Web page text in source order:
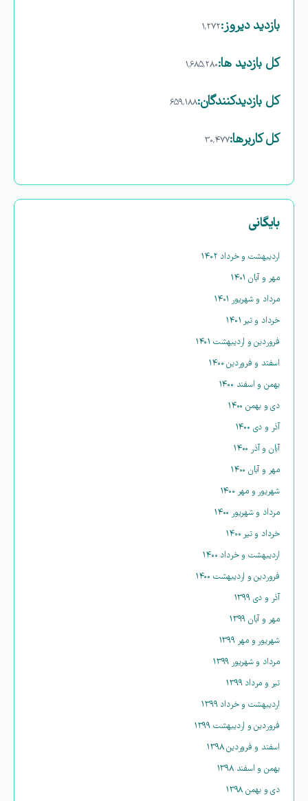
بازدید دیروز:۱,۲۷۲
کل بازدید ها:۱,۶۸۵,۲۸۰
کل بازدیدکنند‌گان:۶۵۹,۱۸۸
کل کاربرها:۳۰,۴۷۷
بایگانی
اردیبهشت و خرداد ۱۴۰۲
مهر و آبان ۱۴۰۱
مرداد و شهریور ۱۴۰۱
خرداد و تیر ۱۴۰۱
فروردین و اردیبهشت ۱۴۰۱
اسفند و فروردین ۱۴۰۰
بهمن و اسفند ۱۴۰۰
دی و بهمن ۱۴۰۰
آذر و دی ۱۴۰۰
آبان و آذر ۱۴۰۰
مهر و آبان ۱۴۰۰
شهریور و مهر ۱۴۰۰
مرداد و شهریور ۱۴۰۰
خرداد و تیر ۱۴۰۰
اردیبهشت و خرداد ۱۴۰۰
فروردین و اردیبهشت ۱۴۰۰
آذر و دی ۱۳۹۹
مهر و آبان ۱۳۹۹
شهریور و مهر ۱۳۹۹
مرداد و شهریور ۱۳۹۹
تیر و مرداد ۱۳۹۹
اردیبهشت و خرداد ۱۳۹۹
فروردین و اردیبهشت ۱۳۹۹
اسفند و فروردین ۱۳۹۸
بهمن و اسفند ۱۳۹۸
دی و بهمن ۱۳۹۸